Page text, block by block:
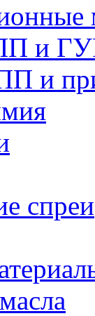
и
и
спреи